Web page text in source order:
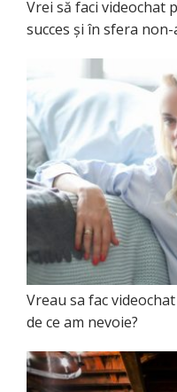
Vrei să faci videochat
succes şi în sfera
Vreau sa fac
de ce am nevoie?